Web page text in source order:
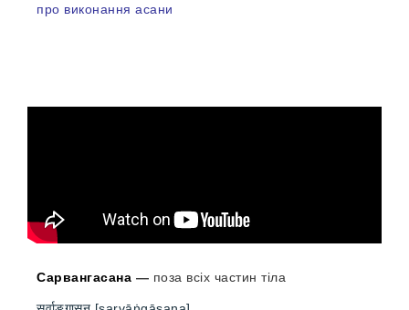
про виконання асани
Сарвангасана — поза всіх частин тіла